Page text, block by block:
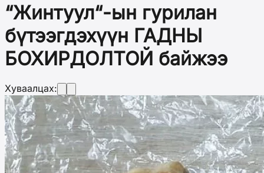
“Жинтуул“-ын гурилан
бүтээгдэхүүн ГАДНЫ
БОХИРДОЛТОЙ байжээ
Хуваалцах: